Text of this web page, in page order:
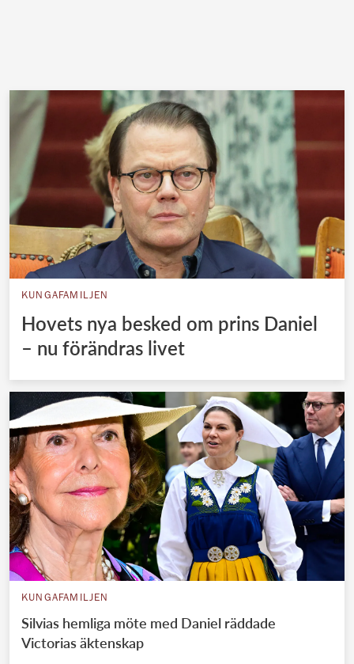
KUNGAFAMILJEN
Hovets nya besked om prins Daniel
– nu förändras livet
KUNGAFAMILJEN
Silvias hemliga möte med Daniel räddade
Victorias äktenskap